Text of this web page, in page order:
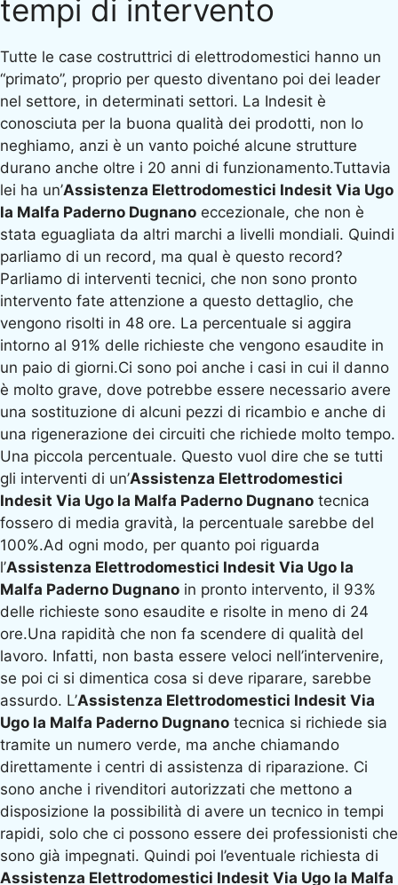
tempi di intervento
Tutte le case costruttrici di elettrodomestici hanno un
“primato”, proprio per questo diventano poi dei leader
nel settore, in determinati settori. La Indesit è
conosciuta per la buona qualità dei prodotti, non lo
neghiamo, anzi è un vanto poiché alcune strutture
durano anche oltre i 20 anni di funzionamento.Tuttavia
lei ha un’Assistenza Elettrodomestici Indesit Via Ugo
la Malfa Paderno Dugnano eccezionale, che non è
stata eguagliata da altri marchi a livelli mondiali. Quindi
parliamo di un record, ma qual è questo record?
Parliamo di interventi tecnici, che non sono pronto
intervento fate attenzione a questo dettaglio, che
vengono risolti in 48 ore. La percentuale si aggira
intorno al 91% delle richieste che vengono esaudite in
un paio di giorni.Ci sono poi anche i casi in cui il danno
è molto grave, dove potrebbe essere necessario avere
una sostituzione di alcuni pezzi di ricambio e anche di
una rigenerazione dei circuiti che richiede molto tempo.
Una piccola percentuale. Questo vuol dire che se tutti
gli interventi di un’Assistenza Elettrodomestici
Indesit Via Ugo la Malfa Paderno Dugnano tecnica
fossero di media gravità, la percentuale sarebbe del
100%.Ad ogni modo, per quanto poi riguarda
l’Assistenza Elettrodomestici Indesit Via Ugo la
Malfa Paderno Dugnano in pronto intervento, il 93%
delle richieste sono esaudite e risolte in meno di 24
ore.Una rapidità che non fa scendere di qualità del
lavoro. Infatti, non basta essere veloci nell’intervenire,
se poi ci si dimentica cosa si deve riparare, sarebbe
assurdo. L’Assistenza Elettrodomestici Indesit Via
Ugo la Malfa Paderno Dugnano tecnica si richiede sia
tramite un numero verde, ma anche chiamando
direttamente i centri di assistenza di riparazione. Ci
sono anche i rivenditori autorizzati che mettono a
disposizione la possibilità di avere un tecnico in tempi
rapidi, solo che ci possono essere dei professionisti che
sono già impegnati. Quindi poi l’eventuale richiesta di
Assistenza Elettrodomestici Indesit Via Ugo la Malfa